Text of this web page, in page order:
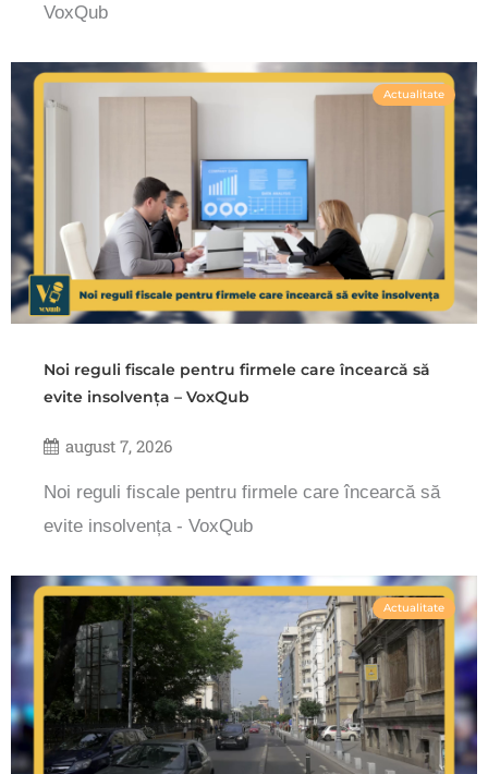
VoxQub
Actualitate
Noi reguli fiscale pentru firmele care încearcă să
evite insolvența – VoxQub
august 7, 2026
Noi reguli fiscale pentru firmele care încearcă să
evite insolvența - VoxQub
Actualitate